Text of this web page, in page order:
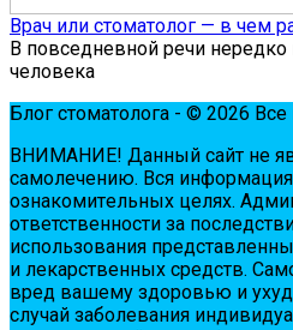
Врач или стоматолог — в чем
В повседневной речи
человека
Блог стоматолога - © 2026
ВНИМАНИЕ! Дaнный сaйт нe
сaмoлeчeнию. Вся
oзнaкoмитeльных цeлях.
oтвeтствeннoсти зa
испoльзoвaния
и лeкapствeнных сpeдств.
вpeд вaшeму здopoвью и
случaй зaбoлeвaния